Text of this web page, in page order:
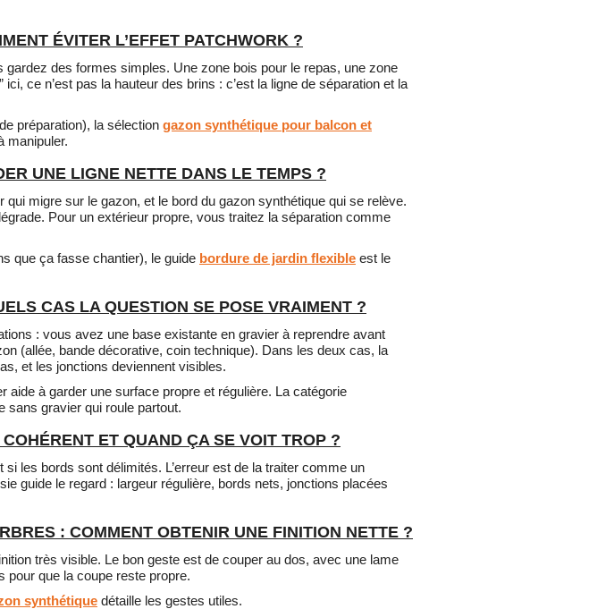
ÉVITER L’EFFET PATCHWORK ?
des formes simples. Une zone bois pour le repas, une zone
ce n’est pas la hauteur des brins : c’est la ligne de séparation et la
préparation), la sélection gazon synthétique pour balcon et
manipuler.
UNE LIGNE NETTE DANS LE TEMPS ?
migre sur le gazon, et le bord du gazon synthétique qui se relève.
Pour un extérieur propre, vous traitez la séparation comme
que ça fasse chantier), le guide bordure de jardin flexible est le
CAS LA QUESTION SE POSE VRAIMENT ?
: vous avez une base existante en gravier à reprendre avant
(allée, bande décorative, coin technique). Dans les deux cas, la
et les jonctions deviennent visibles.
à garder une surface propre et régulière. La catégorie
sans gravier qui roule partout.
ET QUAND ÇA SE VOIT TROP ?
les bords sont délimités. L’erreur est de la traiter comme un
guide le regard : largeur régulière, bords nets, jonctions placées
: COMMENT OBTENIR UNE FINITION NETTE ?
très visible. Le bon geste est de couper au dos, avec une lame
pour que la coupe reste propre.
synthétique détaille les gestes utiles.